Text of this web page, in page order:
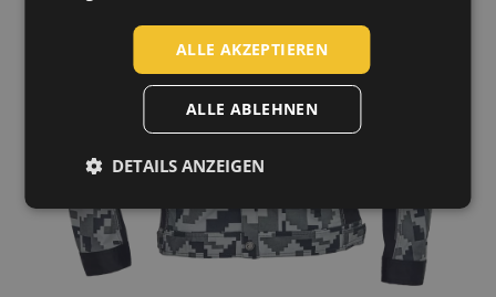
SPANISH
FRENCH
ALLE AKZEPTIEREN
ALLE ABLEHNEN
DETAILS ANZEIGEN